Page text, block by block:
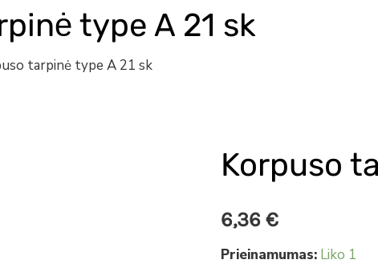
type A 21 sk
tarpinė type A 21 sk
Korpuso
6,36€
Prieinamumas: Liko 1
produkto
kiekis:
Korpuso
tarpinė
type